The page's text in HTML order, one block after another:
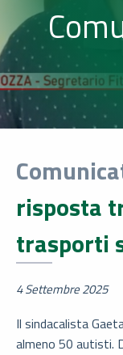
risposta
trasporti
4 Settembre 2025
Il sindacalista
almeno 50 autisti.